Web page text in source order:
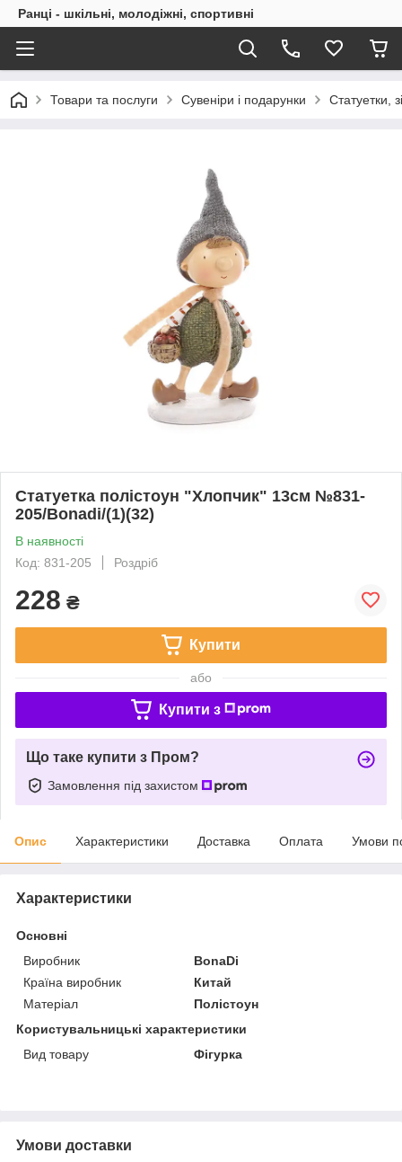
Ранці - шкільні, молодіжні, спортивні
Товари та послуги Сувеніри і подарунки Статуетки,
Статуетка полістоун "Хлопчик" 13см №831-
205/Bonadi/(1)(32)
В наявності
Код: 831-205
Роздріб
228 ₴
Купити
або
Купити з
Що таке купити з Пром?
Замовлення під захистом
Опис Характеристики Доставка Оплата Умови
Характеристики
Основні
Виробник
BonaDi
Країна виробник
Китай
Матеріал
Полістоун
Користувальницькі характеристики
Вид товару
Фігурка
Умови доставки